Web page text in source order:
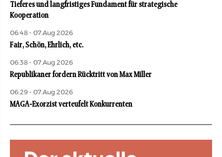
Tieferes und langfristiges Fundament für strategische
Kooperation
06:48 - 07.Aug 2026
Fair, Schön, Ehrlich, etc.
06:38 - 07.Aug 2026
Republikaner fordern Rücktritt von Max Miller
06:29 - 07.Aug 2026
MAGA-Exorzist verteufelt Konkurrenten